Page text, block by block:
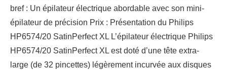
bref : Un épilateur électrique abordable avec son mini-
épilateur de précision Prix : Présentation du Philips
HP6574/20 SatinPerfect XL L’épilateur électrique Philips
HP6574/20 SatinPerfect XL est doté d’une tête extra-
large (de 32 pincettes) légèrement incurvée aux disques